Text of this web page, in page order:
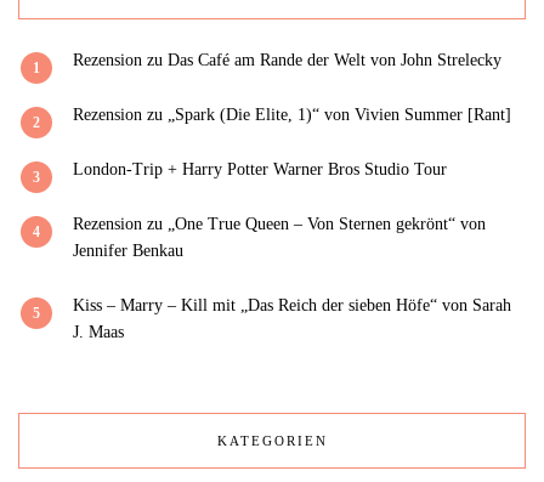
1 Rezension zu Das Café am Rande der Welt von John Strelecky
2 Rezension zu „Spark (Die Elite, 1)“ von Vivien Summer [Rant]
3 London-Trip + Harry Potter Warner Bros Studio Tour
4
Rezension zu „One True Queen – Von Sternen gekrönt“ von
Jennifer Benkau
5
Kiss – Marry – Kill mit „Das Reich der sieben Höfe“ von Sarah
J. Maas
KATEGORIEN